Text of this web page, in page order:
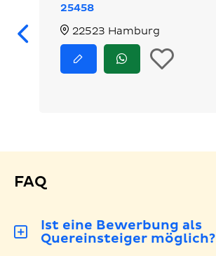
Zurück
25458
22523 Hamburg
bewerben
Jetzt
via
In
FAQ
Ist eine Bewerbung als
Quereinsteiger möglich?